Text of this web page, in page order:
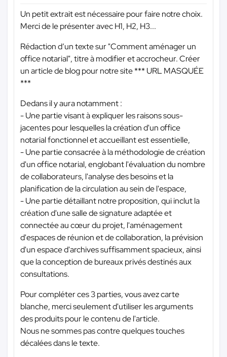
Un petit extrait est nécessaire pour faire notre choix.
Merci de le présenter avec H1, H2, H3...
Rédaction d’un texte sur "Comment aménager un
office notarial", titre à modifier et accrocheur. Créer
un article de blog pour notre site*** URL MASQUÉE
***
Dedans il y aura notamment :
- Une partie visant à expliquer les raisons sous-
jacentes pour lesquelles la création d'un office
notarial fonctionnel et accueillant est essentielle,
- Une partie consacrée à la méthodologie de création
d'un office notarial, englobant l'évaluation du nombre
de collaborateurs, l'analyse des besoins et la
planification de la circulation au sein de l'espace,
- Une partie détaillant notre proposition, qui inclut la
création d'une salle de signature adaptée et
connectée au cœur du projet, l'aménagement
d'espaces de réunion et de collaboration, la prévision
d'un espace d'archives suffisamment spacieux, ainsi
que la conception de bureaux privés destinés aux
consultations.
Pour compléter ces 3 parties, vous avez carte
blanche, merci seulement d'utiliser les arguments
des produits pour le contenu de l'article.
Nous ne sommes pas contre quelques touches
décalées dans le texte.